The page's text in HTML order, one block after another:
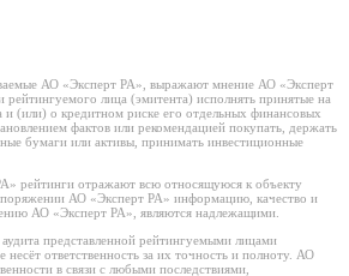
АО «Эксперт РА», выражают мнение АО «Эксперт
рейтингуемого лица (эмитента) исполнять принятые на
и (или) о кредитном риске его отдельных финансовых
фактов или рекомендацией покупать, держать
бумаги или активы, принимать инвестиционные
рейтинги отражают всю относящуюся к объекту
АО «Эксперт РА» информацию, качество и
АО «Эксперт РА», являются надлежащими.
представленной рейтингуемыми лицами
ответственность за их точность и полноту. АО
в связи с любыми последствиями,